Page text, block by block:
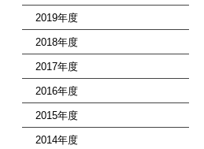
2019年度
2018年度
2017年度
2016年度
2015年度
2014年度